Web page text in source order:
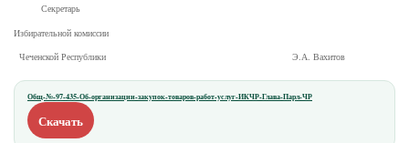
Секретарь
Избирательной комиссии
Чеченской Республики Э.А. Вахитов
Общ-№-97-435-Об-организации-закупок-товаров-работ-услуг-ИКЧР-Глава-Парл-ЧР
Скачать